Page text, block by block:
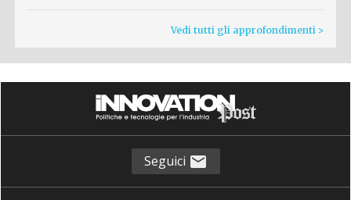
Vedi tutti gli approfondimenti >
Seguici